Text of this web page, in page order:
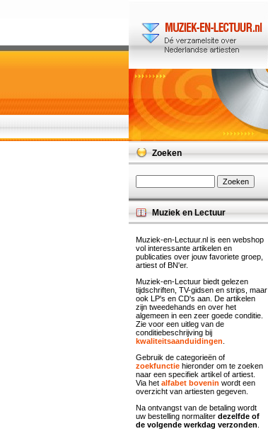
Zoeken
Muziek en Lectuur
Muziek-en-Lectuur.nl is een webshop
vol interessante artikelen en
publicaties over jouw favoriete groep,
artiest of BN'er.
Muziek-en-Lectuur biedt gelezen
tijdschriften, TV-gidsen en strips, maar
ook LP's en CD's aan. De artikelen
zijn tweedehands en over het
algemeen in een zeer goede conditie.
Zie voor een uitleg van de
conditiebeschrijving bij
kwaliteitsaanduidingen
Gebruik de categorieën of
zoekfunctie hieronder om te zoeken
naar een specifiek artikel of artiest.
Via het alfabet bovenin wordt een
overzicht van artiesten gegeven.
Na ontvangst van de betaling wordt
uw bestelling normaliter dezelfde of
de volgende werkdag verzonden